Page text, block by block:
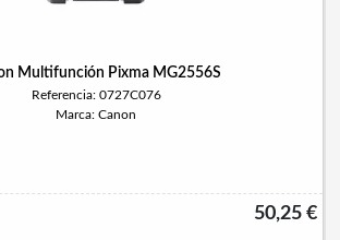
Multifunción Pixma MG2556S
Referencia: 0727C076
Marca: Canon
50,25 €